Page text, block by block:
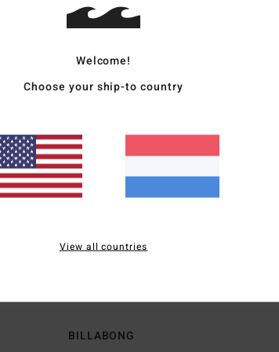
Sky Brown
Miyazaki, Japan
BILLABONG
Welcome!
Choose your ship-to country
View all countries
aanpassen om cookies waarvoor je toestemming nodig
het gaat om cookies waarvoor geen toestemming nodig is
informatie naar ons